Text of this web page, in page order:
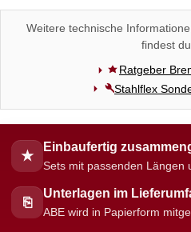
Weitere technische
findest
Ratgeber
Stahlflex
★
Einbaufertig
Sets mit passenden Längen
⎘
Unterlagen im
ABE wird in Papierform